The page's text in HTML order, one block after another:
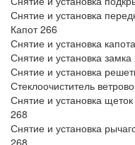
Снятие и установка
Капот 266
Снятие и установка
Снятие и установка замка
Снятие и установка
Стеклоочиститель
Снятие и установка щеток
268
Снятие и установка
268